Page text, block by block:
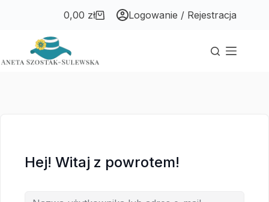
Koszyk
0,00 zł Logowanie / Rejestracja
Hej! Witaj z powrotem!